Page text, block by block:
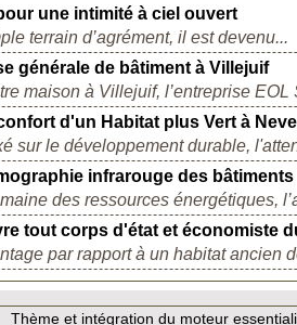
une intimité à ciel ouvert
terrain d’agrément, il est devenu...
générale de bâtiment à Villejuif
maison à Villejuif, l’entreprise EOL
d'un Habitat plus Vert à
sur le développement durable,
infrarouge des bâtiments
des ressources énergétiques,
tout corps d'état et économiste
par rapport à un habitat ancien
Thème et intégration du moteur